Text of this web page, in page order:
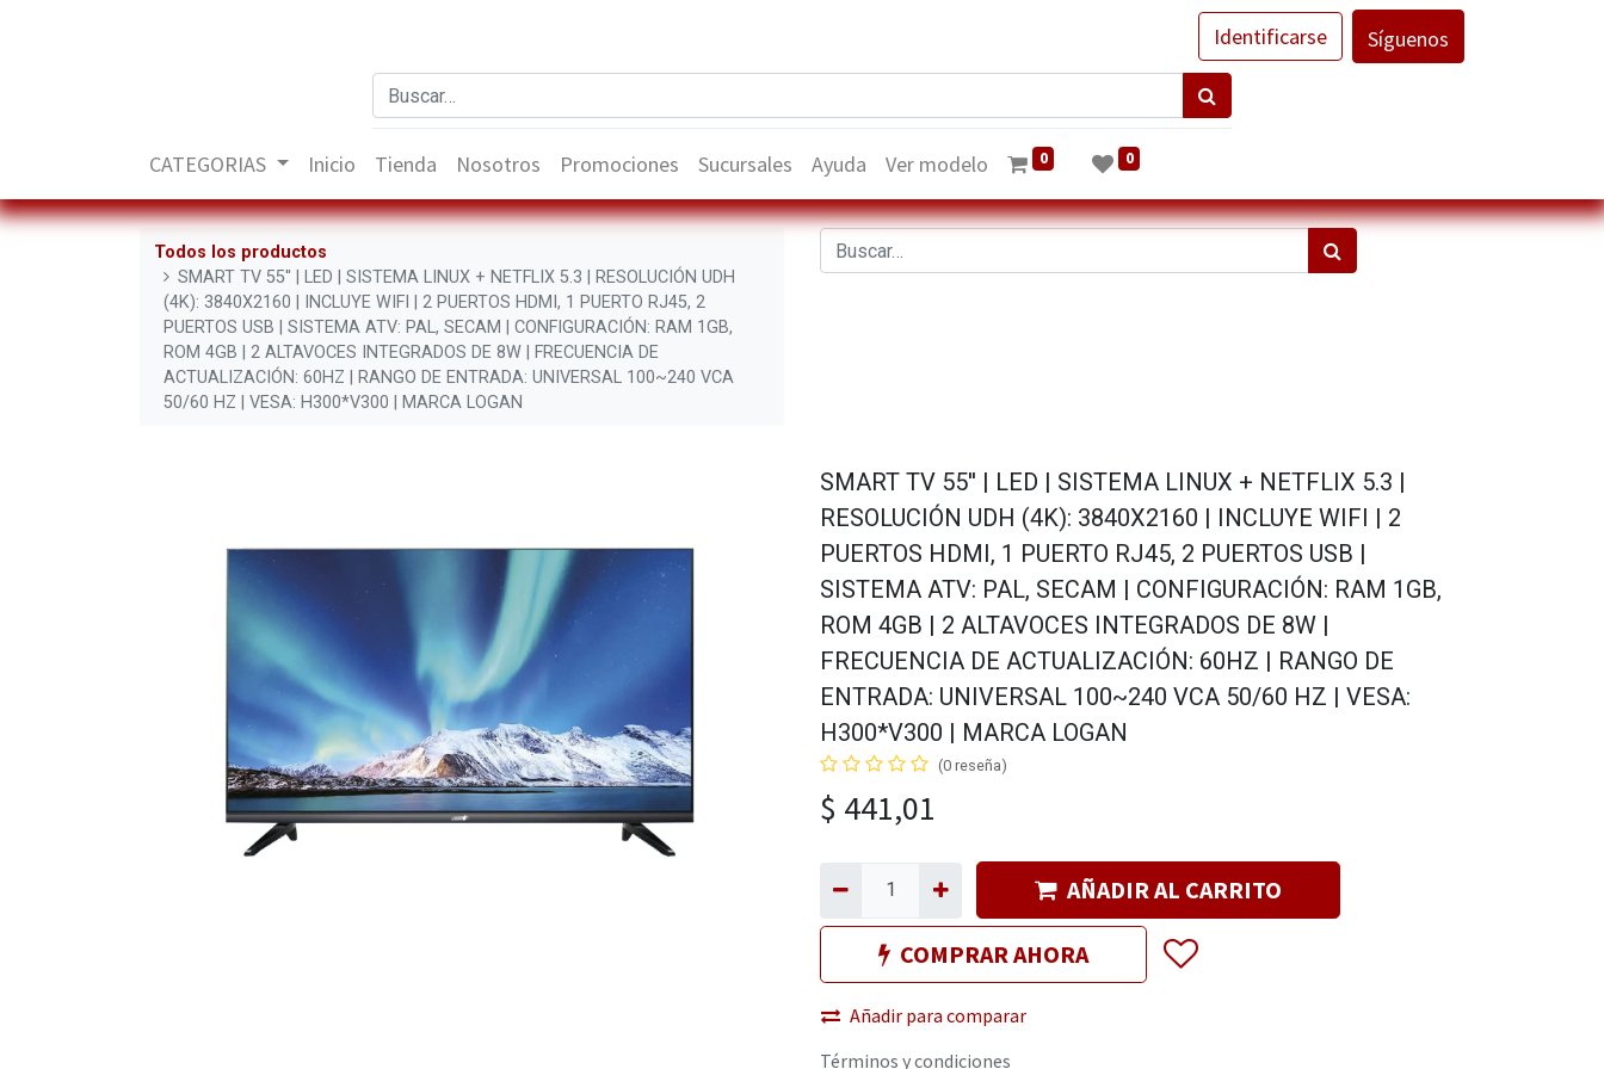
Identificarse Síguenos
CATEGORIAS Inicio Tienda Nosotros Promociones Sucursales Ayuda Ver modelo 0 0
Todos los productos
SMART TV 55'' | LED | SISTEMA LINUX + NETFLIX 5.3 | RESOLUCIÓN UDH
(4K): 3840X2160 | INCLUYE WIFI | 2 PUERTOS HDMI, 1 PUERTO RJ45, 2
PUERTOS USB | SISTEMA ATV: PAL, SECAM | CONFIGURACIÓN: RAM 1GB,
ROM 4GB | 2 ALTAVOCES INTEGRADOS DE 8W | FRECUENCIA DE
ACTUALIZACIÓN: 60HZ | RANGO DE ENTRADA: UNIVERSAL 100~240 VCA
50/60 HZ | VESA: H300*V300 | MARCA LOGAN
SMART TV 55'' | LED | SISTEMA LINUX + NETFLIX 5.3 |
RESOLUCIÓN UDH (4K): 3840X2160 | INCLUYE WIFI | 2
PUERTOS HDMI, 1 PUERTO RJ45, 2 PUERTOS USB |
SISTEMA ATV: PAL, SECAM | CONFIGURACIÓN: RAM 1GB,
ROM 4GB | 2 ALTAVOCES INTEGRADOS DE 8W |
FRECUENCIA DE ACTUALIZACIÓN: 60HZ | RANGO DE
ENTRADA: UNIVERSAL 100~240 VCA 50/60 HZ | VESA:
H300*V300 | MARCA LOGAN
(0 reseña)
$ 441,01
AÑADIR AL CARRITO
COMPRAR AHORA
Añadir para comparar
Términos y condiciones